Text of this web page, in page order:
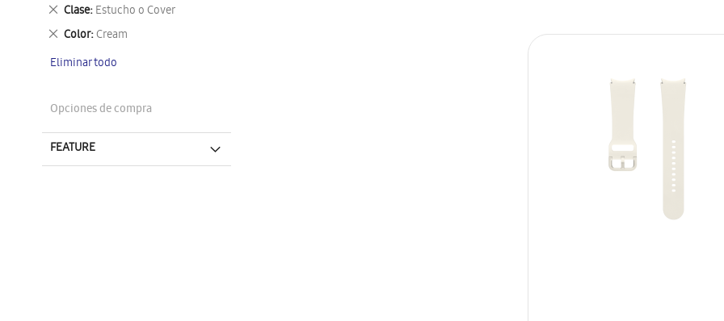
Clase Estucho o Cover
Eliminar
este
artículo
Color Cream
Eliminar
artículo
Eliminar todo
Opciones de compra
FEATURE